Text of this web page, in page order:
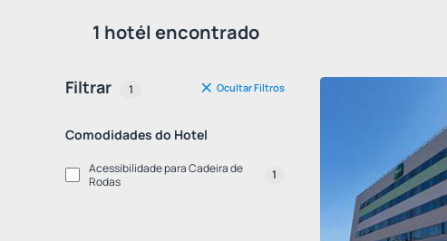
1 hotél encontrado
Filtrar 1 Ocultar Filtros
Comodidades do Hotel
Acessibilidade para Cadeira de
Rodas
1